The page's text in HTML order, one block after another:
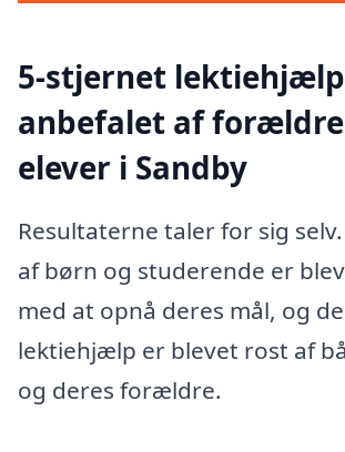
5-stjernet lektiehjælp
anbefalet af
elever i Sandby
Resultaterne taler for sig
af børn og studerende er
med at opnå deres mål, og
lektiehjælp er blevet rost af
og deres forældre.